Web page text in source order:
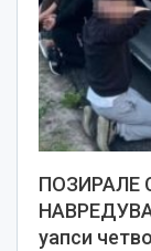
ПОЗИРАЛЕ
уапси